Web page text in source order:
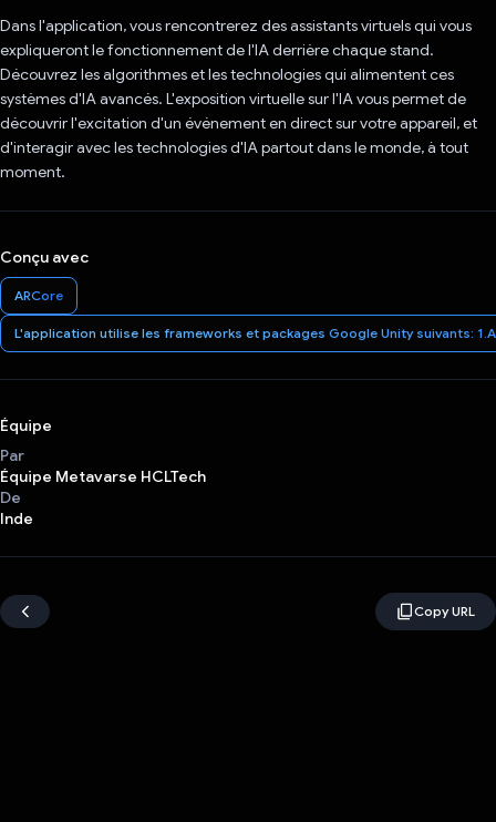
Dans l'application, vous rencontrerez des assistants virtuels qui vous
expliqueront le fonctionnement de l'IA derrière chaque stand.
Découvrez les algorithmes et les technologies qui alimentent ces
systèmes d'IA avancés. L'exposition virtuelle sur l'IA vous permet de
découvrir l'excitation d'un événement en direct sur votre appareil, et
d'interagir avec les technologies d'IA partout dans le monde, à tout
moment.
Conçu avec
ARCore
L'application utilise les frameworks et packages Google Unity suivants:
Équipe
Par
Équipe Metavarse HCLTech
De
Inde